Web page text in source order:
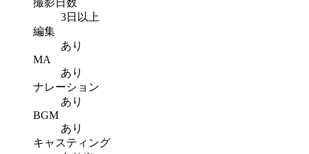
撮影日数
3日以上
編集
あり
MA
あり
ナレーション
あり
BGM
あり
キャスティング